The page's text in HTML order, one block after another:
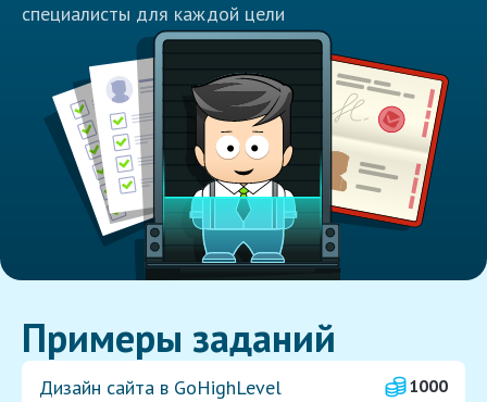
специалисты для каждой цели
Примеры заданий
Дизайн сайта в GoHighLevel
1000